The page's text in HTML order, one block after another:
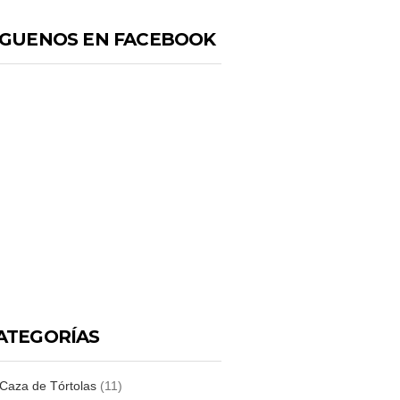
EN FACEBOOK
de Tórtolas(11)